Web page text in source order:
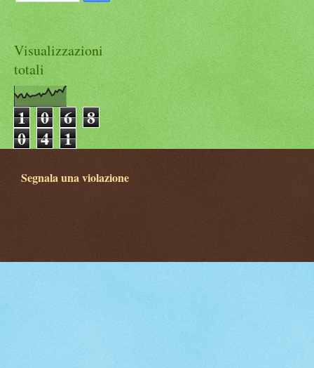
Visualizzazioni
totali
1 0 6 8
0 4 1
Segnala una violazione